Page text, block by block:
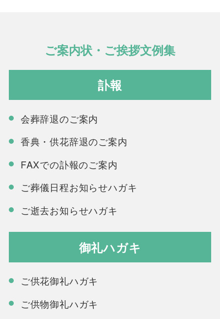
ご案内状・ご挨拶文例集
訃報
会葬辞退のご案内
香典・供花辞退のご案内
FAXでの訃報のご案内
ご葬儀日程お知らせハガキ
ご逝去お知らせハガキ
御礼ハガキ
ご供花御礼ハガキ
ご供物御礼ハガキ